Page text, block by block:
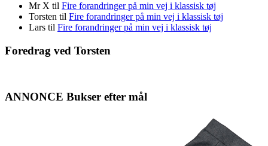
Mr X til Fire forandringer på min vej i klassisk tøj
Torsten til Fire forandringer på min vej i klassisk tøj
Lars til Fire forandringer på min vej i klassisk tøj
Foredrag ved Torsten
ANNONCE Bukser efter mål